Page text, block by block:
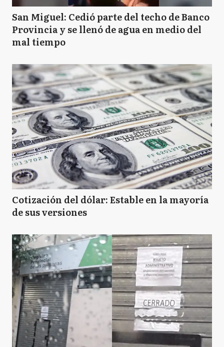
San Miguel: Cedió parte del techo de Banco
Provincia y se llenó de agua en medio del
mal tiempo
Cotización del dólar: Estable en la mayoría
de sus versiones